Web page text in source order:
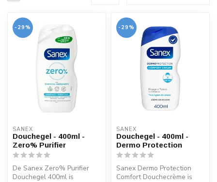
-29%
SANEX
Douchegel - 400ml -
Zero% Purifier
De Sanex Zero% Purifier
Douchegel 400ml is
-29%
SANEX
Douchegel - 400ml -
Dermo Protection
Sanex Dermo Protection
Comfort Douchecrème is